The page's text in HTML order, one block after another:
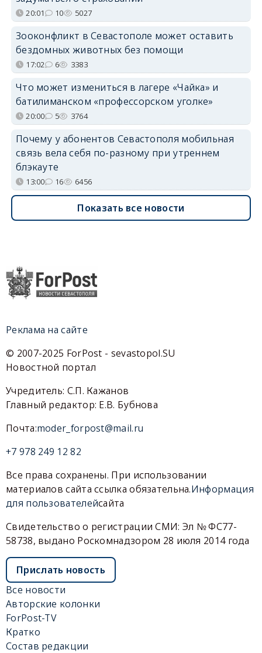
20:01 10 5027
Зооконфликт в Севастополе может оставить
бездомных животных без помощи
17:02 6 3383
Что может измениться в лагере «Чайка» и
батилиманском «профессорском уголке»
20:00 5 3764
Почему у абонентов Севастополя мобильная
связь вела себя по-разному при утреннем
блэкауте
13:00 16 6456
Показать все новости
Реклама на сайте
© 2007-2025 ForPost - sevastopol.SU
Новостной портал
Учредитель: С.П. Кажанов
Главный редактор: Е.В. Бубнова
Почта:moder_forpost@mail.ru
+7 978 249 12 82
Все права сохранены. При использовании
материалов сайта ссылка обязательна.Информация
для пользователейсайта
Свидетельство о регистрации СМИ: Эл № ФС77-
58738, выдано Роскомнадзором 28 июля 2014 года
Прислать новость
Все новости
Авторские колонки
ForPost-TV
Кратко
Состав редакции